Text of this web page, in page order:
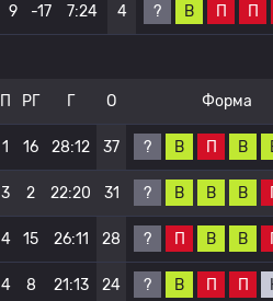
9 -17 7:24 4 ? В П П
П РГ Г О Форма
1 16 28:12 37 ? В П В
3 2 22:20 31 ? В В В
4 15 26:11 28 ? П В В
4 8 21:13 24 ? В П П